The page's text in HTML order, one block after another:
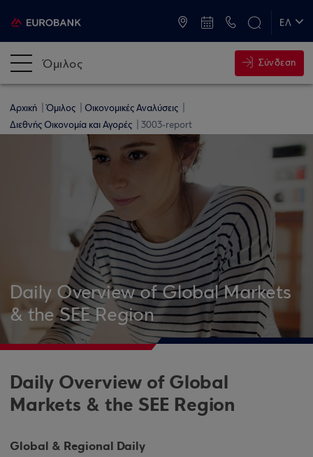
ΕΛ
Όμιλος Σύνδεση
Αρχική Όμιλος
Οικονομικές Αναλύσεις
Διεθνής Οικονομία και Αγορές
3003-report
Daily Overview of Global Markets
& the SEE Region
Daily Overview of Global
Markets & the SEE Region
Global & Regional Daily